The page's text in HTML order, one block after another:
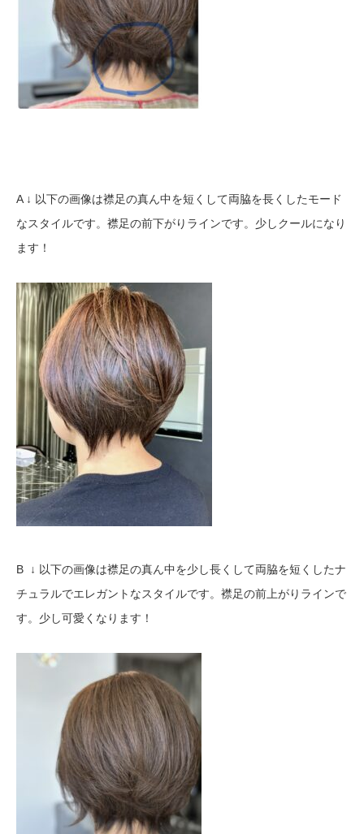
A ↓ 以下の画像は襟足の真ん中を短くして両脇を長くしたモード
なスタイルです。襟足の前下がりラインです。少しクールになり
ます！
B ↓ 以下の画像は襟足の真ん中を少し長くして両脇を短くしたナ
チュラルでエレガントなスタイルです。襟足の前上がりラインで
す。少し可愛くなります！